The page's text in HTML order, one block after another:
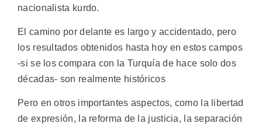
nacionalista kurdo.
El camino por delante es largo y accidentado, pero
los resultados obtenidos hasta hoy en estos campos
-si se los compara con la Turquía de hace solo dos
décadas- son realmente históricos
Pero en otros importantes aspectos, como la libertad
de expresión, la reforma de la justicia, la separación